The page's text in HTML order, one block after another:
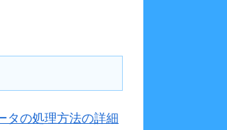
タの処理方法の詳細